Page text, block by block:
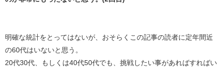
明確な統計をとってはないが、おそらくこの記事の読者に定年間近
の60代はいないと思う。
20代30代、もしくは40代50代でも、挑戦したい事があればすればい